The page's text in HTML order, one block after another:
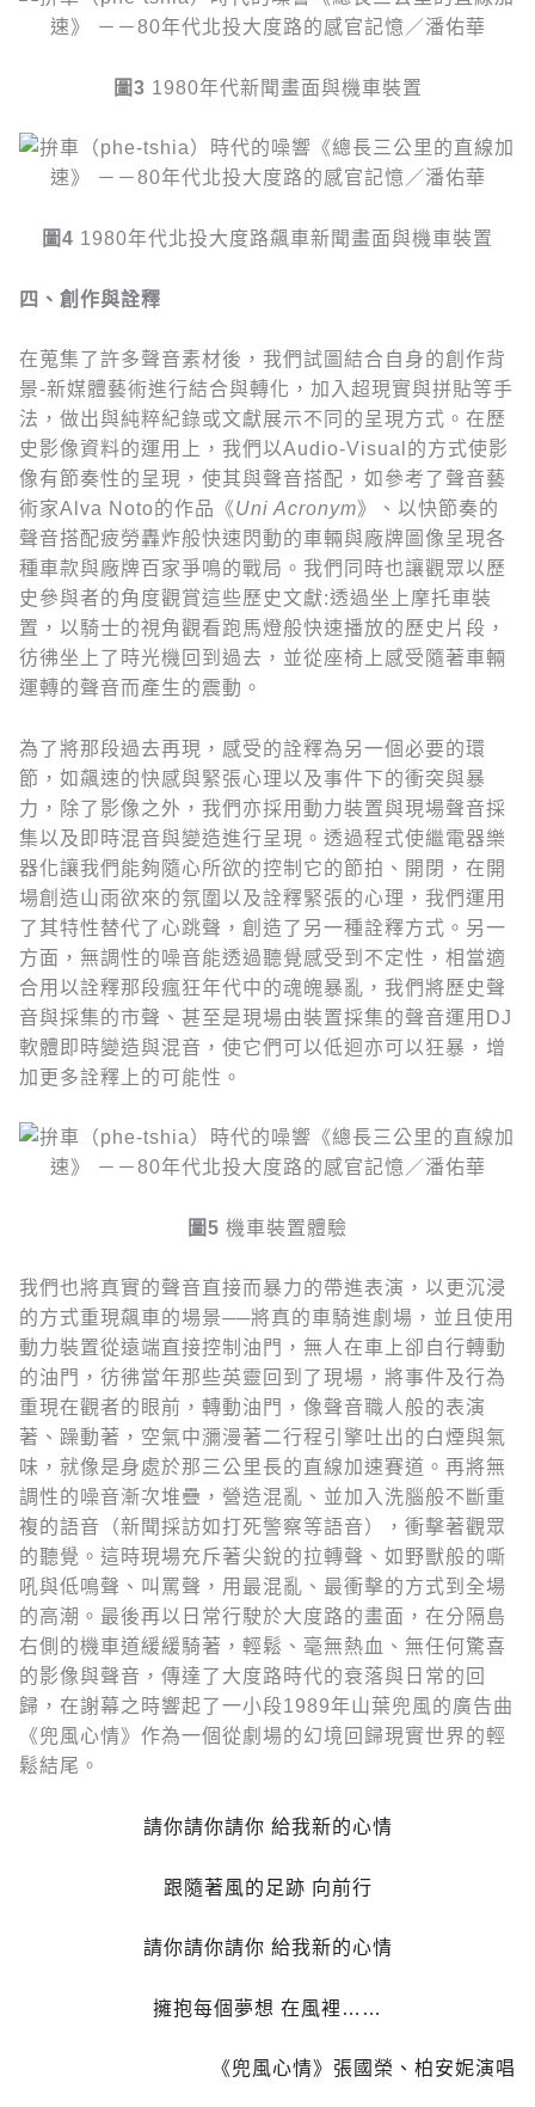
圖3 1980年代新聞畫面與機車裝置
圖4 1980年代北投大度路飆車新聞畫面與機車裝置
四、創作與詮釋
在蒐集了許多聲音素材後，我們試圖結合自身的創作背
景-新媒體藝術進行結合與轉化，加入超現實與拼貼等手
法，做出與純粹紀錄或文獻展示不同的呈現方式。在歷
史影像資料的運用上，我們以Audio-Visual的方式使影
像有節奏性的呈現，使其與聲音搭配，如參考了聲音藝
術家Alva Noto的作品《Uni Acronym》、以快節奏的
聲音搭配疲勞轟炸般快速閃動的車輛與廠牌圖像呈現各
種車款與廠牌百家爭鳴的戰局。我們同時也讓觀眾以歷
史參與者的角度觀賞這些歷史文獻:透過坐上摩托車裝
置，以騎士的視角觀看跑馬燈般快速播放的歷史片段，
彷彿坐上了時光機回到過去，並從座椅上感受隨著車輛
運轉的聲音而產生的震動。
為了將那段過去再現，感受的詮釋為另一個必要的環
節，如飆速的快感與緊張心理以及事件下的衝突與暴
力，除了影像之外，我們亦採用動力裝置與現場聲音採
集以及即時混音與變造進行呈現。透過程式使繼電器樂
器化讓我們能夠隨心所欲的控制它的節拍、開閉，在開
場創造山雨欲來的氛圍以及詮釋緊張的心理，我們運用
了其特性替代了心跳聲，創造了另一種詮釋方式。另一
方面，無調性的噪音能透過聽覺感受到不定性，相當適
合用以詮釋那段瘋狂年代中的魂魄暴亂，我們將歷史聲
音與採集的市聲、甚至是現場由裝置採集的聲音運用DJ
軟體即時變造與混音，使它們可以低迴亦可以狂暴，增
加更多詮釋上的可能性。
圖5 機車裝置體驗
我們也將真實的聲音直接而暴力的帶進表演，以更沉浸
的方式重現飆車的場景──將真的車騎進劇場，並且使用
動力裝置從遠端直接控制油門，無人在車上卻自行轉動
的油門，彷彿當年那些英靈回到了現場，將事件及行為
重現在觀者的眼前，轉動油門，像聲音職人般的表演
著、躁動著，空氣中瀰漫著二行程引擎吐出的白煙與氣
味，就像是身處於那三公里長的直線加速賽道。再將無
調性的噪音漸次堆疊，營造混亂、並加入洗腦般不斷重
複的語音（新聞採訪如打死警察等語音），衝擊著觀眾
的聽覺。這時現場充斥著尖銳的拉轉聲、如野獸般的嘶
吼與低鳴聲、叫罵聲，用最混亂、最衝擊的方式到全場
的高潮。最後再以日常行駛於大度路的畫面，在分隔島
右側的機車道緩緩騎著，輕鬆、毫無熱血、無任何驚喜
的影像與聲音，傳達了大度路時代的衰落與日常的回
歸，在謝幕之時響起了一小段1989年山葉兜風的廣告曲
《兜風心情》作為一個從劇場的幻境回歸現實世界的輕
鬆結尾。
請你請你請你 給我新的心情
跟隨著風的足跡 向前行
請你請你請你 給我新的心情
擁抱每個夢想 在風裡……
《兜風心情》張國榮、柏安妮演唱